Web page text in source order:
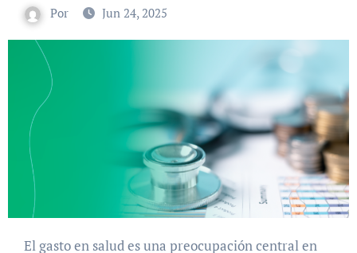
Por Jun 24, 2025
El gasto en salud es una preocupación central en